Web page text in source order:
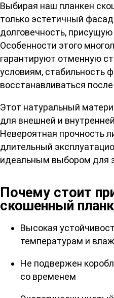
Выбирая наш планкен
только эстетичный
долговечность, присущую
Особенности этого
гарантируют отменную
условиям, стабильность
восстанавливаться
Этот натуральный
для внешней и
Невероятная прочность
длительный
идеальным выбором для
Почему стоит
скошенный
Высокая
температурам и
Не подвержен
со временем